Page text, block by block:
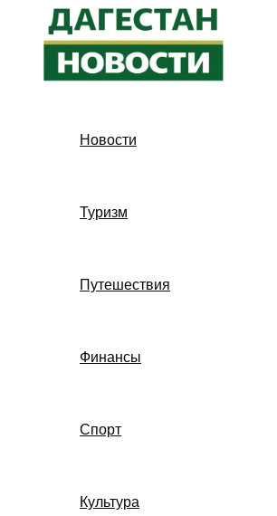
Перейти
содержимому
Новости
Туризм
Путешествия
Финансы
Спорт
Культура